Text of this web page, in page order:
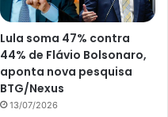
Lula soma 47% contra
44% de Flávio Bolsonaro,
aponta nova pesquisa
BTG/Nexus
13/07/2026